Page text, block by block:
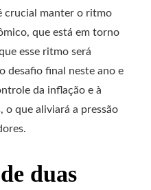
crucial manter o ritmo
que está em torno
esse ritmo será
desafio final neste ano e
da inflação e à
o que aliviará a pressão
duas